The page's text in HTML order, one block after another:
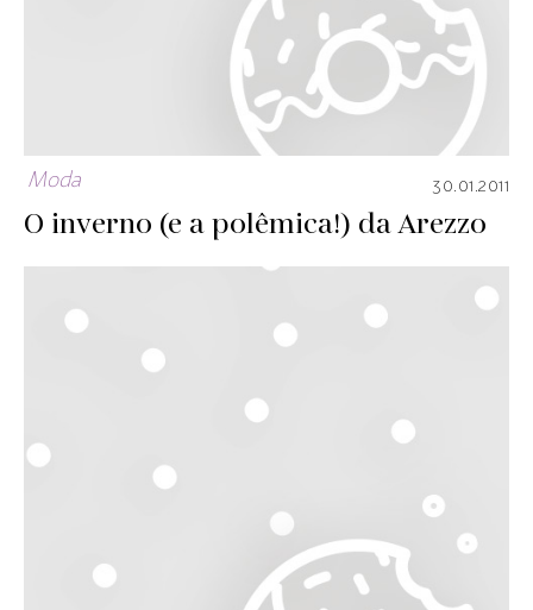
Moda 30.01.2011
O inverno (e a polêmica!) da Arezzo